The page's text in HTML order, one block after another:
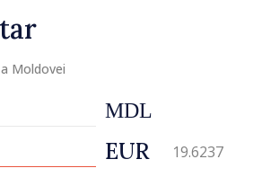
Moldovei
MDL
EUR 19.6237